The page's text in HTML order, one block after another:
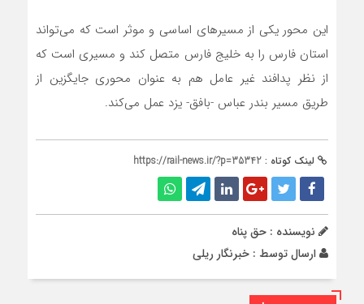
این محور یکی از مسیر‌های اساسی و موثر است که می‌تواند
استان فارس را به خلیج فارس متصل کند و مسیری است که
از نظر پدافند غیر عامل هم به عنوان محوری جایگزین از
طریق مسیر بندر عباس -بافق- یزد عمل می‌کند.
لینک کوتاه : https://rail-news.ir/?p=35342
نویسنده : حق پناه
ارسال توسط : خبرنگار ریلی